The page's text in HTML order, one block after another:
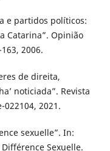
e partidos políticos:
Catarina”. Opinião
2006.
de direita,
noticiada”. Revista
022104, 2021.
sexuelle”. In:
Sexuelle.